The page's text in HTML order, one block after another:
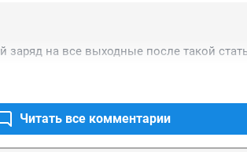
заряд на все выходные после такой
Читать все комментарии